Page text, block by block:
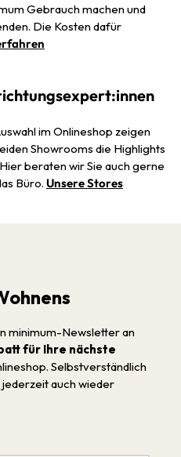
Gebrauch machen und
Die Kosten dafür
im Onlineshop zeigen
Showrooms die Highlights
beraten wir Sie auch gerne
Büro. Unsere Stores
minimum-Newsletter an
für Ihre nächste
Selbstverständlich
auch wieder